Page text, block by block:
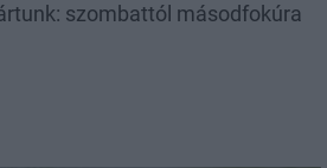
szombattól másodfokúra